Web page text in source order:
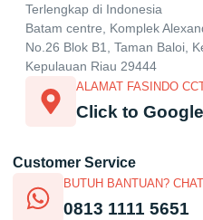
Terlengkap di Indonesia
Batam centre, Komplek
No.26 Blok B1, Taman Baloi,
Kepulauan Riau 29444
ALAMAT FASINDO
Click to
Customer Service
BUTUH BANTUAN?
0813 1111 5651